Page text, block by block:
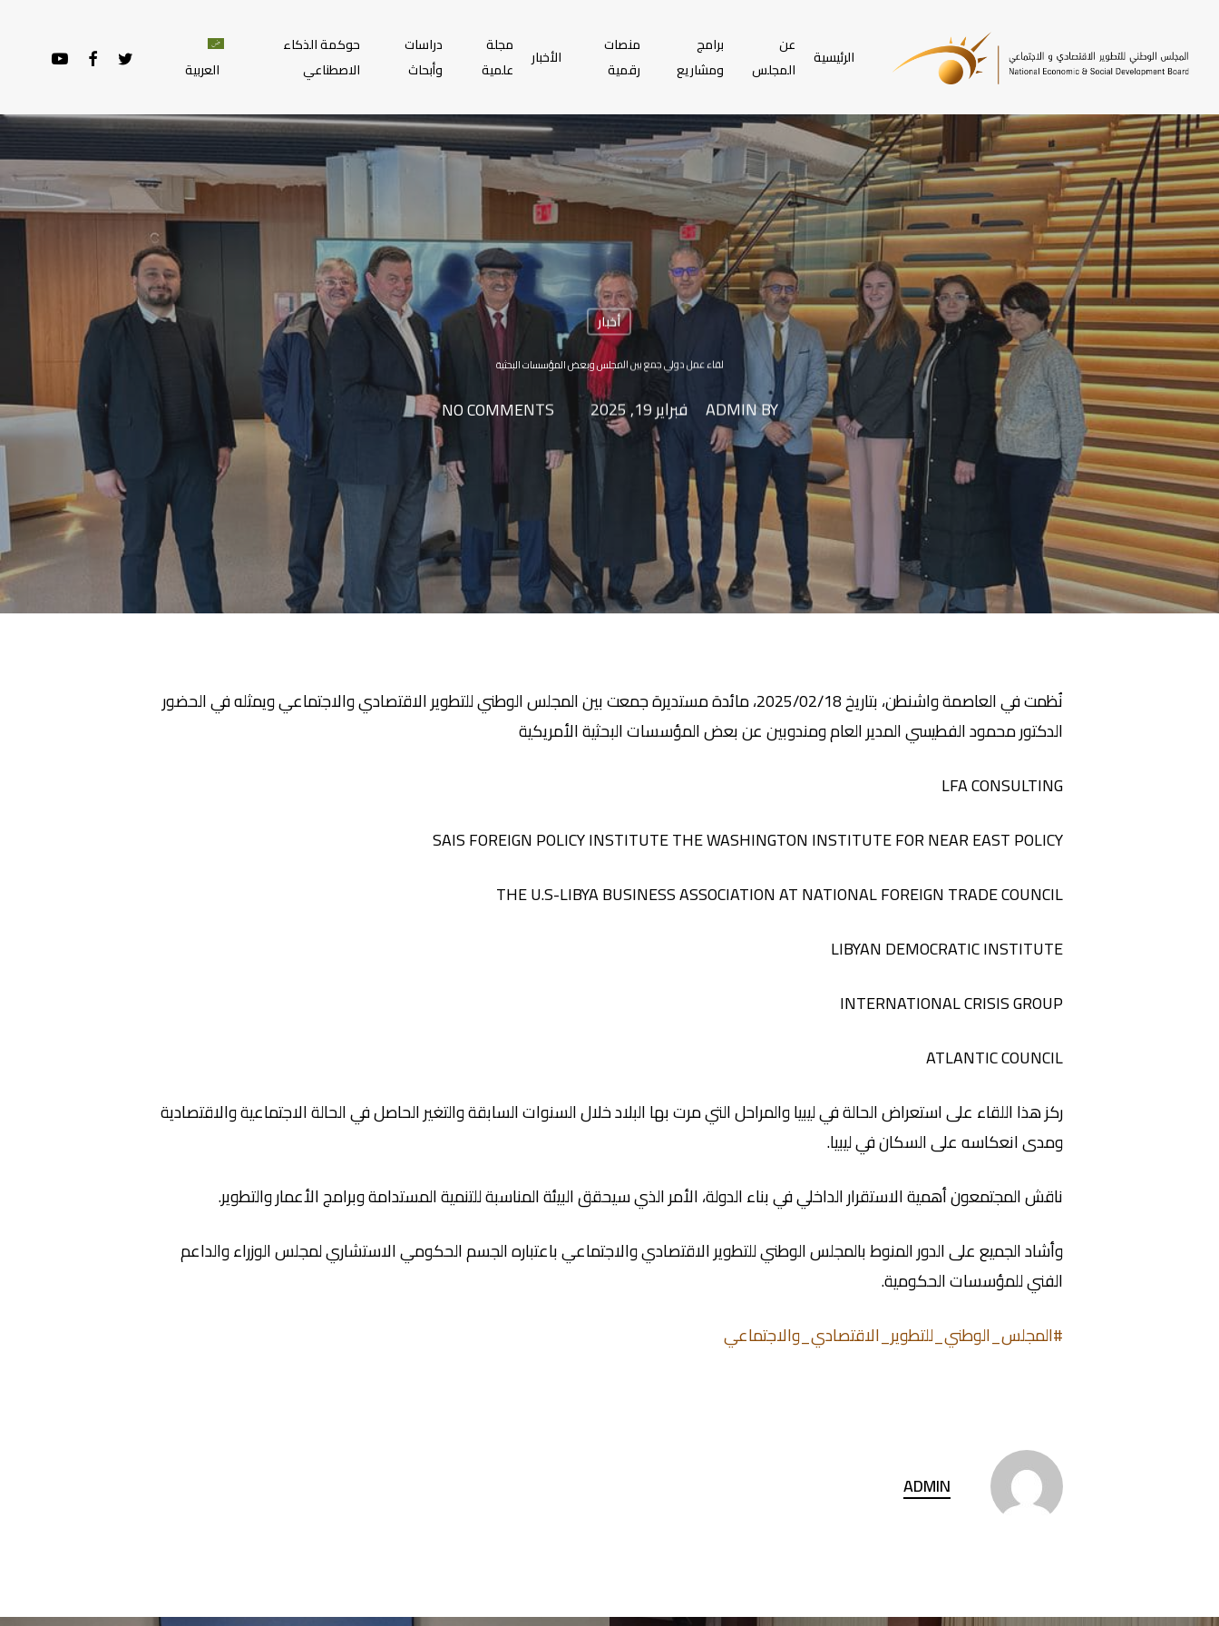
MAIN
الرئيسية
عن
المجلس
برامج
ومشاريع
منصات
رقمية
الأخبار
مجلة
علمية
دراسات
وأبحاث
حوكمة الذكاء
الاصطناعي
العربية
TWITTER
FACEBOOK
YOUTUBE
أخبار
لقاء عمل دولي جمع بين المجلس وبعض المؤسسات البحثية
BY
ADMIN فبراير 19, 2025 NO COMMENTS
نُظمت في العاصمة واشنطن، بتاريخ 2025/02/18، مائدة مستديرة جمعت بين المجلس الوطني للتطوير الاقتصادي والاجتماعي ويمثله في الحضور
الدكتور محمود الفطيسي المدير العام ومندوبين عن بعض المؤسسات البحثية الأمريكية
LFA CONSULTING
SAIS FOREIGN POLICY INSTITUTE THE WASHINGTON INSTITUTE FOR NEAR EAST POLICY
THEU.S-LIBYA BUSINESS ASSOCIATION AT NATIONAL FOREIGN TRADE COUNCIL
LIBYAN DEMOCRATIC INSTITUTE
INTERNATIONAL CRISIS GROUP
ATLANTIC COUNCIL
ركز هذا اللقاء على استعراض الحالة في ليبيا والمراحل التي مرت بها البلاد خلال السنوات السابقة والتغير الحاصل في الحالة الاجتماعية والاقتصادية
ومدى انعكاسه على السكان في ليبيا.
ناقش المجتمعون أهمية الاستقرار الداخلي في بناء الدولة، الأمر الذي سيحقق البيئة المناسبة للتنمية المستدامة وبرامج الأعمار والتطوير.
وأشاد الجميع على الدور المنوط بالمجلس الوطني للتطوير الاقتصادي والاجتماعي باعتباره الجسم الحكومي الاستشاري لمجلس الوزراء والداعم
الفني للمؤسسات الحكومية.
#المجلس_الوطني_للتطوير_الاقتصادي_والاجتماعي
ADMIN